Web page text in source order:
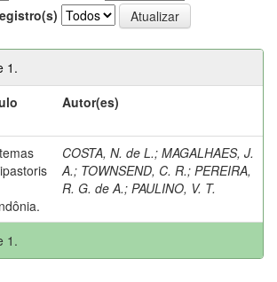
1.
Autor(es)
COSTA, N. de L.; MAGALHAES, J.
A.; TOWNSEND, C. R.; PEREIRA,
R. G. de A.; PAULINO, V. T.
1.